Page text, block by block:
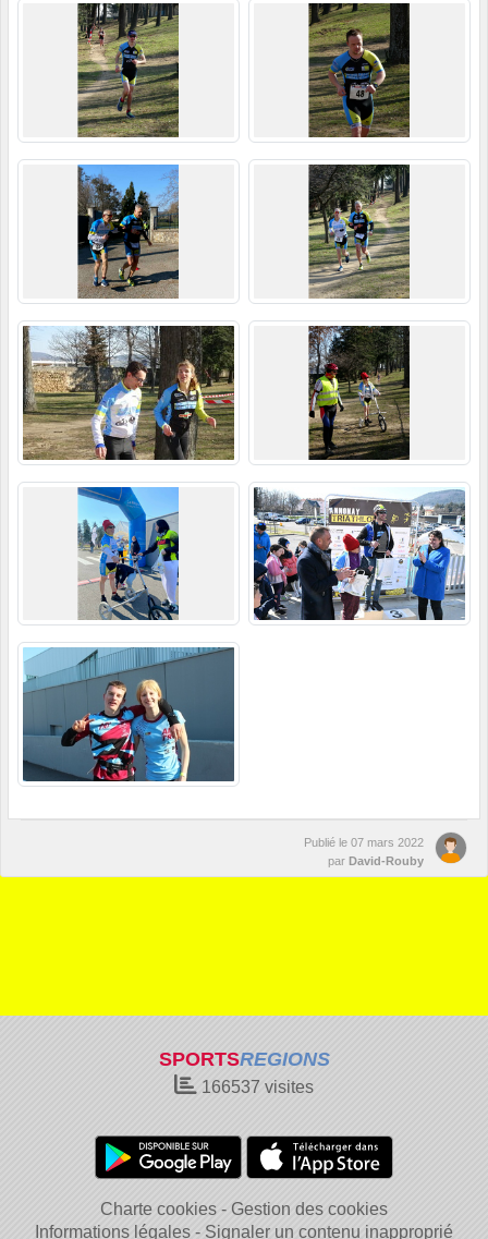
Publié le 07 mars 2022
par David-Rouby
SPORTSREGIONS
166537 visites
Charte cookies
Gestion des cookies
Informations légales
Signaler un contenu inapproprié